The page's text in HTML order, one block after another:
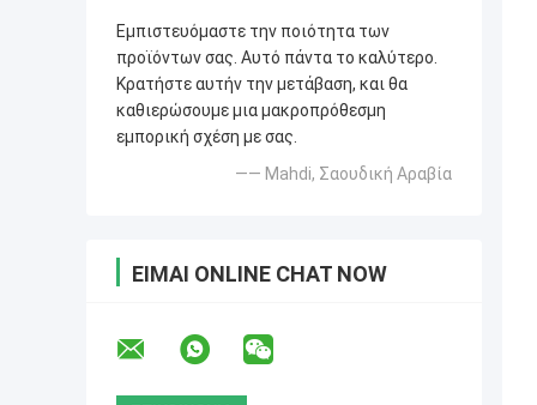
Εμπιστευόμαστε την ποιότητα των
προϊόντων σας. Αυτό πάντα το καλύτερο.
Κρατήστε αυτήν την μετάβαση, και θα
καθιερώσουμε μια μακροπρόθεσμη
εμπορική σχέση με σας.
—— Mahdi, Σαουδική Αραβία
ΕΊΜΑΙ ONLINE CHAT NOW